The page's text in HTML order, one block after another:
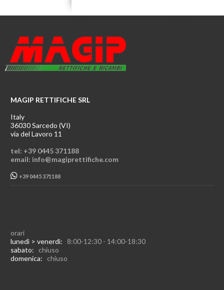
MAGIP RETTIFICHE SRL
Italy
36030 Sarcedo (VI)
via del Lavoro 11
tel: +39 0445 371188
email: info@magiprettifiche.com
+39 0445 371188
orari
lunedì > venerdì: 8:00-12:30 - 14:00-18:30
sabato: chiuso
domenica: chiuso